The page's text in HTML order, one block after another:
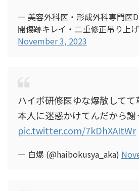
— 美容外科医・形成外科専門医
開傷跡キレイ・二重修正吊り上
November 3, 2023
ハイポ研修医ゆな爆散してて
本人に迷惑かけてんだから謝
pic.twitter.com/7kDhXAItWr
— 白爆 (@haibokusya_aka)